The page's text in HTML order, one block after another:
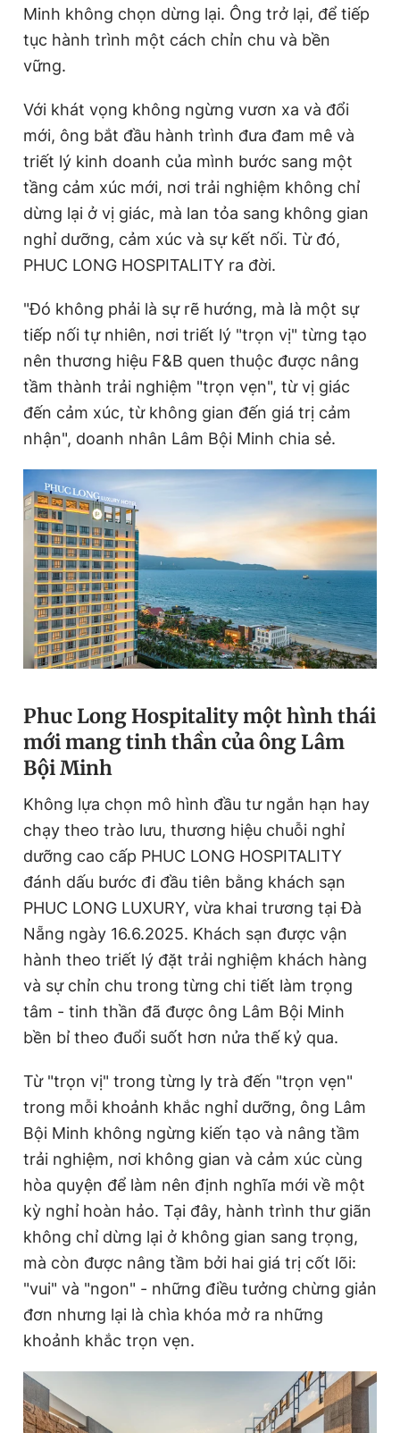
Hotline
0906 645 777
Đặt báo Quảng cáo RSS Tòa soạn Chính sách bảo
Tổng biên tập: Nguyễn Ngọc Toàn
Phó tổng biên tập thường trực: Hải Thành
Phó tổng biên tập: Lâm Hiếu Dũng
Tổng thư ký tòa soạn: Đức Trung
Giấy phép xuất bản số 110/GP - BTTTT cấp ngày 24.3.2020
© 2003-2026 Bản quyền thuộc về Báo Thanh Niên. Cấm sao
Minh không chọn dừng lại. Ông trở lại, để tiếp
tục hành trình một cách chỉn chu và bền
vững.
Với khát vọng không ngừng vươn xa và đổi
mới, ông bắt đầu hành trình đưa đam mê và
triết lý kinh doanh của mình bước sang một
tầng cảm xúc mới, nơi trải nghiệm không chỉ
dừng lại ở vị giác, mà lan tỏa sang không gian
nghỉ dưỡng, cảm xúc và sự kết nối. Từ đó,
PHUC LONG HOSPITALITY ra đời.
"Đó không phải là sự rẽ hướng, mà là một sự
tiếp nối tự nhiên, nơi triết lý "trọn vị" từng tạo
nên thương hiệu F&B quen thuộc được nâng
tầm thành trải nghiệm "trọn vẹn", từ vị giác
đến cảm xúc, từ không gian đến giá trị cảm
nhận", doanh nhân Lâm Bội Minh chia sẻ.
Phuc Long Hospitality một hình thái
mới mang tinh thần của ông Lâm
Bội Minh
Không lựa chọn mô hình đầu tư ngắn hạn hay
chạy theo trào lưu, thương hiệu chuỗi nghỉ
dưỡng cao cấp PHUC LONG HOSPITALITY
đánh dấu bước đi đầu tiên bằng khách sạn
PHUC LONG LUXURY, vừa khai trương tại Đà
Nẵng ngày 16.6.2025. Khách sạn được vận
hành theo triết lý đặt trải nghiệm khách hàng
và sự chỉn chu trong từng chi tiết làm trọng
tâm - tinh thần đã được ông Lâm Bội Minh
bền bỉ theo đuổi suốt hơn nửa thế kỷ qua.
Từ "trọn vị" trong từng ly trà đến "trọn vẹn"
trong mỗi khoảnh khắc nghỉ dưỡng, ông Lâm
Bội Minh không ngừng kiến tạo và nâng tầm
trải nghiệm, nơi không gian và cảm xúc cùng
hòa quyện để làm nên định nghĩa mới về một
kỳ nghỉ hoàn hảo. Tại đây, hành trình thư giãn
không chỉ dừng lại ở không gian sang trọng,
mà còn được nâng tầm bởi hai giá trị cốt lõi:
"vui" và "ngon" - những điều tưởng chừng giản
đơn nhưng lại là chìa khóa mở ra những
khoảnh khắc trọn vẹn.